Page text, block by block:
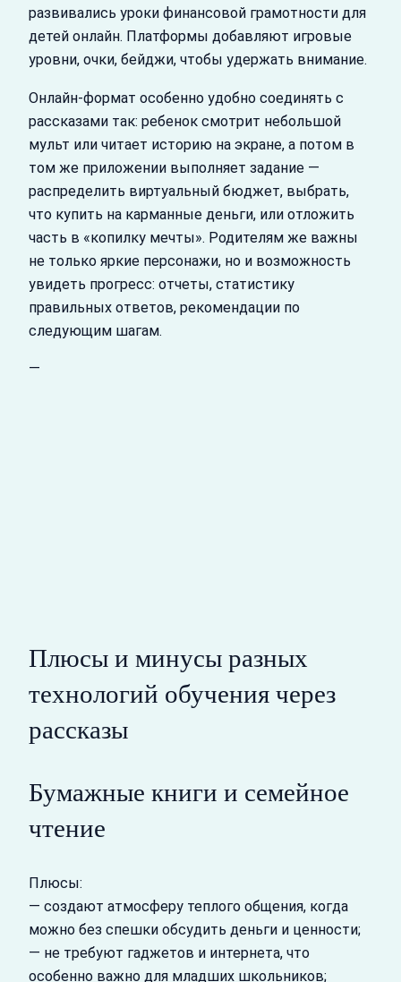
развивались уроки финансовой грамотности для
детей онлайн. Платформы добавляют игровые
уровни, очки, бейджи, чтобы удержать внимание.
Онлайн‑формат особенно удобно соединять с
рассказами так: ребенок смотрит небольшой
мульт или читает историю на экране, а потом в
том же приложении выполняет задание —
распределить виртуальный бюджет, выбрать,
что купить на карманные деньги, или отложить
часть в «копилку мечты». Родителям же важны
не только яркие персонажи, но и возможность
увидеть прогресс: отчеты, статистику
правильных ответов, рекомендации по
следующим шагам.
—
Плюсы и минусы разных
технологий обучения через
рассказы
Бумажные книги и семейное
чтение
Плюсы:
— создают атмосферу теплого общения, когда
можно без спешки обсудить деньги и ценности;
— не требуют гаджетов и интернета, что
особенно важно для младших школьников;